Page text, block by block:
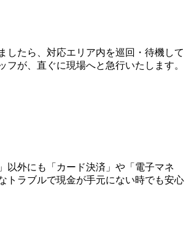
したら、対応エリア内を巡回・待機して
フが、直ぐに現場へと急行いたします。
以外にも「カード決済」や「電子マネ
トラブルで現金が手元にない時でも安心